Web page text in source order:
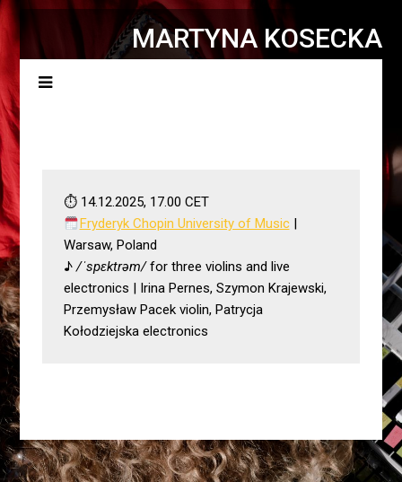
MARTYNA KOSECKA
⏱ 14.12.2025, 17.00 CET
Fryderyk Chopin University of Music |
Warsaw, Poland
♪ /ˈspɛktrəm/ for three violins and live
electronics | Irina Pernes, Szymon Krajewski,
Przemysław Pacek violin, Patrycja
Kołodziejska electronics